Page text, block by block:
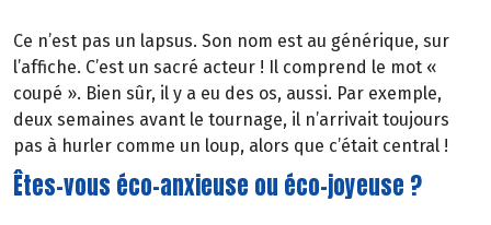
Ce n’est pas un lapsus. Son nom est au générique, sur
l’affiche. C’est un sacré acteur ! Il comprend le mot «
coupé ». Bien sûr, il y a eu des os, aussi. Par exemple,
deux semaines avant le tournage, il n’arrivait toujours
pas à hurler comme un loup, alors que c’était central !
Êtes-vous éco-anxieuse ou éco-joyeuse ?